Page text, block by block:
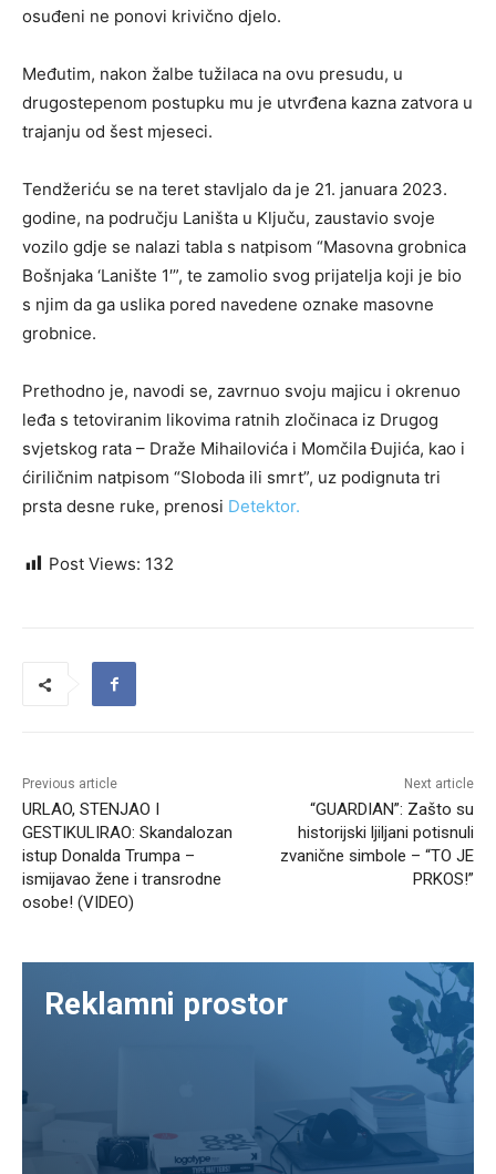
osuđeni ne ponovi krivično djelo.
Međutim, nakon žalbe tužilaca na ovu presudu, u
drugostepenom postupku mu je utvrđena kazna zatvora u
trajanju od šest mjeseci.
Tendžeriću se na teret stavljalo da je 21. januara 2023.
godine, na području Laništa u Ključu, zaustavio svoje
vozilo gdje se nalazi tabla s natpisom “Masovna grobnica
Bošnjaka ‘Lanište 1′”, te zamolio svog prijatelja koji je bio
s njim da ga uslika pored navedene oznake masovne
grobnice.
Prethodno je, navodi se, zavrnuo svoju majicu i okrenuo
leđa s tetoviranim likovima ratnih zločinaca iz Drugog
svjetskog rata – Draže Mihailovića i Momčila Đujića, kao i
ćiriličnim natpisom “Sloboda ili smrt”, uz podignuta tri
prsta desne ruke, prenosi Detektor.
Post Views: 132
Previous article
URLAO, STENJAO I
GESTIKULIRAO: Skandalozan
istup Donalda Trumpa –
ismijavao žene i transrodne
osobe! (VIDEO)
Next article
“GUARDIAN”: Zašto su
historijski ljiljani potisnuli
zvanične simbole – “TO JE
PRKOS!”
Reklamni prostor